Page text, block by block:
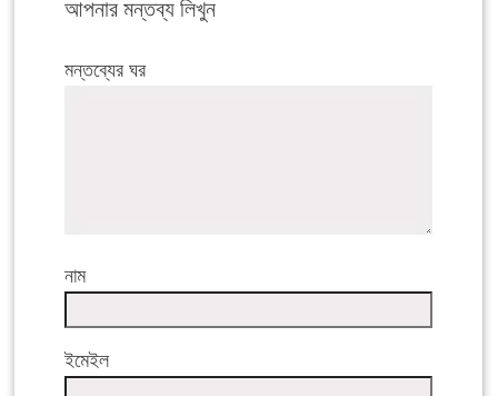
আপনার মন্তব্য লিখুন
মন্তব্যের ঘর
নাম
ইমেইল